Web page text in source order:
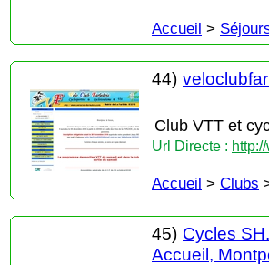
Accueil >
44)
Club VTT et
Url Directe :
Accueil > Clubs
45) Cycles
Accueil,